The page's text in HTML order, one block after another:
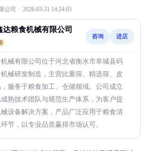
公司 · 2026-03-31 14:24:03
达粮食机械有限公司
咨询 进店
械有限公司位于河北省衡水市阜城县码
械研发制造，主营比重筛、精选筛、皮
服务于粮食加工、仓储领域。公司成立
熟技术团队与规范生产体系，为客户提
设备解决方案，产品广泛应用于粮食清
节，以专业品质赢得市场认可。